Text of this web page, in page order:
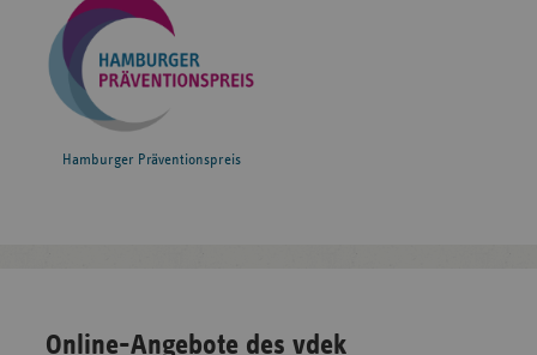
Hamburger Präventionspreis
Online-Angebote des vdek